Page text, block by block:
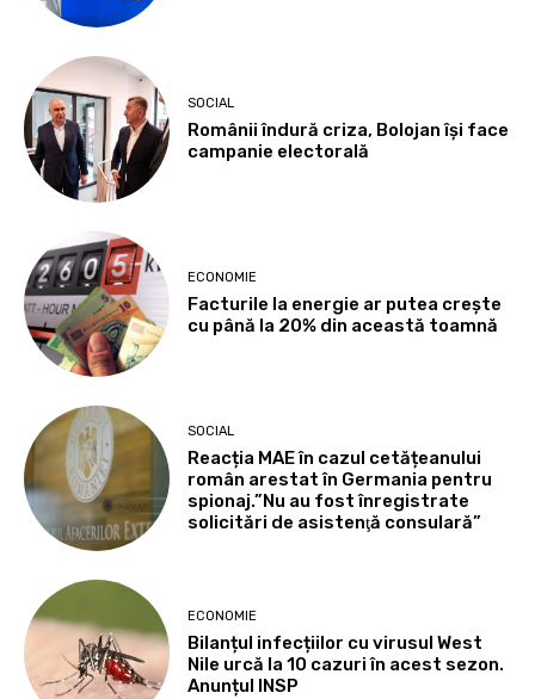
SOCIAL
Românii îndură criza, Bolojan își face
campanie electorală
ECONOMIE
Facturile la energie ar putea crește
cu până la 20% din această toamnă
SOCIAL
Reacția MAE în cazul cetățeanului
român arestat în Germania pentru
spionaj.”Nu au fost înregistrate
solicitări de asistenţă consulară”
ECONOMIE
Bilanțul infecțiilor cu virusul West
Nile urcă la 10 cazuri în acest sezon.
Anunțul INSP